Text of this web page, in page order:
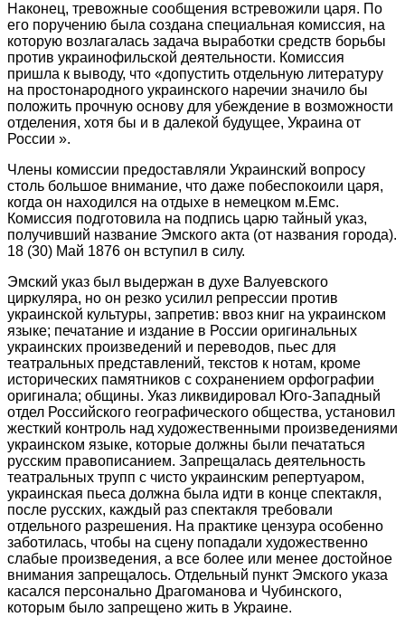
Наконец, тревожные сообщения встревожили царя. По
его поручению была создана специальная комиссия, на
которую возлагалась задача выработки средств борьбы
против украинофильской деятельности. Комиссия
пришла к выводу, что «допустить отдельную литературу
на простонародного украинского наречии значило бы
положить прочную основу для убеждение в возможности
отделения, хотя бы и в далекой будущее, Украина от
России ».
Члены комиссии предоставляли Украинский вопросу
столь большое внимание, что даже побеспокоили царя,
когда он находился на отдыхе в немецком м.Емс.
Комиссия подготовила на подпись царю тайный указ,
получивший название Эмского акта (от названия города).
18 (30) Май 1876 он вступил в силу.
Эмский указ был выдержан в духе Валуевского
циркуляра, но он резко усилил репрессии против
украинской культуры, запретив: ввоз книг на украинском
языке; печатание и издание в России оригинальных
украинских произведений и переводов, пьес для
театральных представлений, текстов к нотам, кроме
исторических памятников с сохранением орфографии
оригинала; общины. Указ ликвидировал Юго-Западный
отдел Российского географического общества, установил
жесткий контроль над художественными произведениями
украинском языке, которые должны были печататься
русским правописанием. Запрещалась деятельность
театральных трупп с чисто украинским репертуаром,
украинская пьеса должна была идти в конце спектакля,
после русских, каждый раз спектакля требовали
отдельного разрешения. На практике цензура особенно
заботилась, чтобы на сцену попадали художественно
слабые произведения, а все более или менее достойное
внимания запрещалось. Отдельный пункт Эмского указа
касался персонально Драгоманова и Чубинского,
которым было запрещено жить в Украине.